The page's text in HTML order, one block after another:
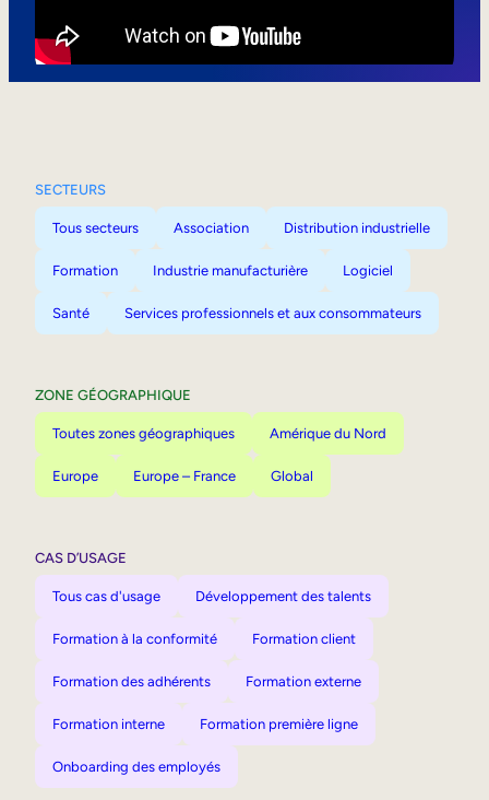
SECTEURS
Tous secteurs Association Distribution industrielle
Formation Industrie manufacturière Logiciel
Santé Services professionnels et aux consommateurs
ZONE GÉOGRAPHIQUE
Toutes zones géographiques Amérique du Nord
Europe Europe – France Global
CAS D’USAGE
Tous cas d'usage Développement des talents
Formation à la conformité Formation client
Formation des adhérents Formation externe
Formation interne Formation première ligne
Onboarding des employés